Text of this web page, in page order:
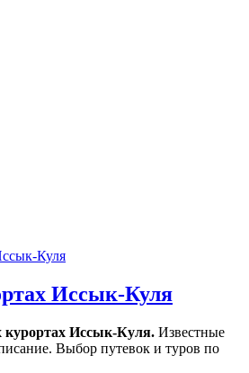
Иссык-Куля
Иссык-Куля. Известные
Выбор путевок и туров по